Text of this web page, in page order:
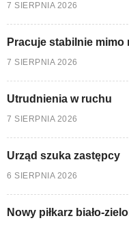
7 SIERPNIA 2026
Pracuje stabilnie mimo
7 SIERPNIA 2026
Utrudnienia w ruchu
7 SIERPNIA 2026
Urząd szuka zastępcy
6 SIERPNIA 2026
Nowy piłkarz biało-